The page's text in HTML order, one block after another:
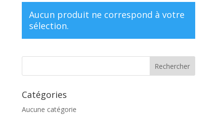
Aucun produit ne correspond à votre
sélection.
Catégories
Aucune catégorie